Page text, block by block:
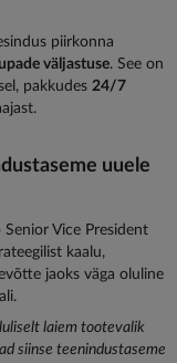
piirkonna
väljastuse. See on
pakkudes 24/7
uuele
Vice President
kaalu,
jaoks väga oluline
laiem tootevalik
siinse teenindustaseme